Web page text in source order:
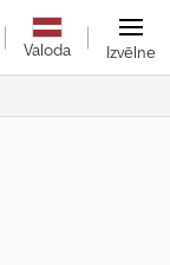
Valoda Izvēlne